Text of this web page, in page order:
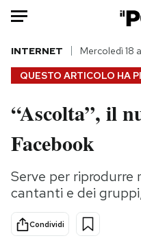
HOME
Italia
Politica
Tecnologia
Internet
Scienza
Cultura
QUESTO ARTICOLO HA
INTERNET Mercoledì 18
“Ascolta”, il
Facebook
Serve per riprodurre
cantanti e dei
Condividi